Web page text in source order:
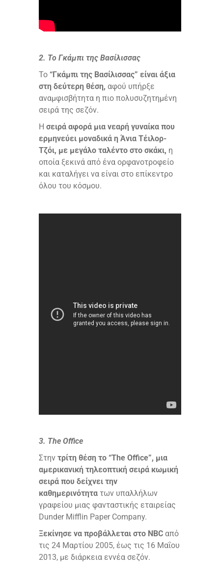
2. Το Γκάμπι της Βασίλισσας
Το “Γκάμπι της Βασίλισσας” είναι άξια
στη δεύτερη θέση, αφού υπήρξε
αναμφισβήτητα η πιο πολυσυζητημένη
σειρά της σεζόν.
Η σειρά αφορά μια νεαρή γυναίκα που
ερμηνεύει μοναδικά η Άνια Τέιλορ-
Τζόι, με μεγάλο ταλέντο στο σκάκι, η
οποία ξεκινά από ένα ορφανοτροφείο
και καταλήγει να είναι στο επίκεντρο
όλου του κόσμου.
3. The Office
Στην τρίτη θέση το “The Office”, μια
αμερικανική τηλεοπτική σειρά κωμική
σειρά που δείχνει την
καθημερινότητα των υπαλλήλων
γραφείου μιας φανταστικής εταιρείας
Dunder Mifflin Paper Company.
Ξεκίνησε να προβάλλεται στο NBC από
τις 24 Μαρτίου 2005, έως τις 16 Μαΐου
2013, με διάρκεια εννέα σεζόν.